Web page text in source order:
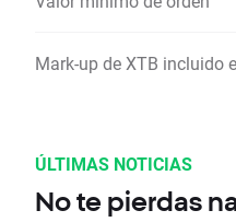
Mark-up de XTB incluido
ÚLTIMAS NOTICIAS
No te pierdas